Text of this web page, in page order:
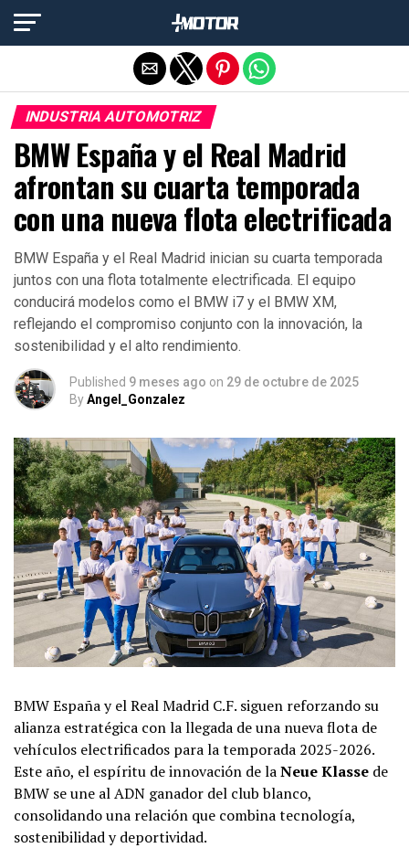
INDUSTRIA AUTOMOTRIZ
BMW España y el Real Madrid
afrontan su cuarta temporada
con una nueva flota electrificada
BMW España y el Real Madrid inician su cuarta temporada
juntos con una flota totalmente electrificada. El equipo
conducirá modelos como el BMW i7 y el BMW XM,
reflejando el compromiso conjunto con la innovación, la
sostenibilidad y el alto rendimiento.
Published 9 meses ago on 29 de octubre de 2025
ByAngel_Gonzalez
BMW España y el Real Madrid C.F. siguen reforzando su
alianza estratégica con la llegada de una nueva flota de
vehículos electrificados para la temporada 2025-2026.
Este año, el espíritu de innovación de laNeue Klasse de
BMW se une al ADN ganador del club blanco,
consolidando una relación que combina tecnología,
sostenibilidad y deportividad.
Salir de la versión móvil